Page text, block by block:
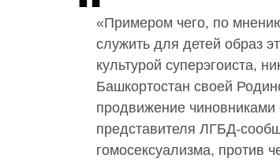
«Примером чего, по
служить для детей образ
культурой суперэгоиста,
Башкортостан своей
продвижение чиновниками
представителя ЛГБД-
гомосексуализма, против